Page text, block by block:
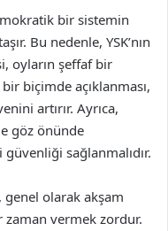
bir sistemin
Bu nedenle, YSK’nın
oyların şeffaf bir
biçimde açıklanması,
artırır. Ayrıca,
göz önünde
sağlanmalıdır.
genel olarak akşam
vermek zordur.